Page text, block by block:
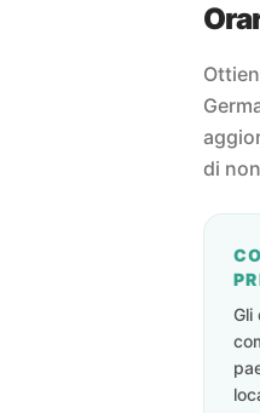
di
Gli